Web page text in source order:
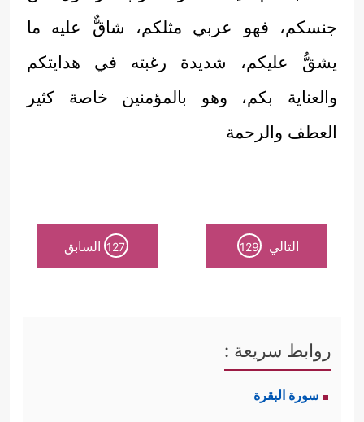
جنسكم، فهو عربي مثلكم، شاقٌّ عليه ما
يشقُّ عليكم، شديدة رغبته في هدايتكم
والعناية بكم، وهو بالمؤمنين خاصة كثير
العطف والرحمة
التالي 129
127 السابق
روابط سريعة :
سورة البقرة